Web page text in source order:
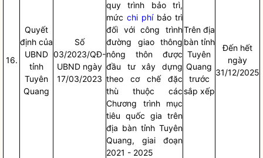
16.
Quyết
định của
UBND
tỉnh
Tuyên
Quang
Số
03/2023/QĐ-
UBND ngày
17/03/2023
quy trình bảo trì,
mức chi phíbảo trì
đối với công trình
đường giao thông
nông thôn được
đầu tư xây dựng
theo cơ chế đặc
thù thuộc các
Chương trình mục
tiêu quốc gia trên
địa bàn tỉnh Tuyên
Quang, giai đoạn
2021 - 2025
Trên địa
bàntỉnh
Tuyên
Quang
trước
sắp xếp
Đến hết
ngày
31/12/2025